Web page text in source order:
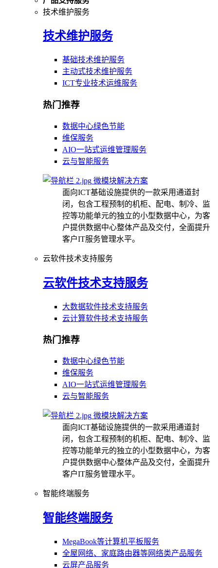
技术维护服务
技术维护服务
基础技术维护服务
主动式技术维护服务
ICT专业技术运维服务
热门推荐
数据中心绿色节能
维保服务
AIO一站式运维管理服务
云与智能服务
微模块解决方案
面向ICT基础设施提供的一款采用通道封
闭，包含工程预制的机柜、配电、制冷、监
控等功能单元的独立的小型数据中心，为客
户提供数据中心整体产品及交付，全面提升
客户IT服务管理水平。
云软件技术支持服务
云软件技术支持服务
大数据软件技术支持服务
云计算软件技术支持服务
热门推荐
数据中心绿色节能
维保服务
AIO一站式运维管理服务
云与智能服务
微模块解决方案
面向ICT基础设施提供的一款采用通道封
闭，包含工程预制的机柜、配电、制冷、监
控等功能单元的独立的小型数据中心，为客
户提供数据中心整体产品及交付，全面提升
客户IT服务管理水平。
智能终端服务
智能终端服务
MegaBook等计算机平板服务
全屋网络、家庭路由器等网络类产品服务
云屏产品服务